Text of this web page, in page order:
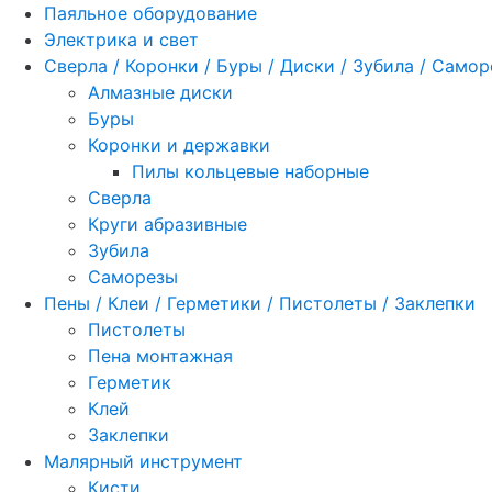
Паяльное оборудование
Электрика и свет
Сверла / Коронки / Буры / Диски / Зубила /
Алмазные диски
Буры
Коронки и державки
Пилы кольцевые наборные
Сверла
Круги абразивные
Зубила
Саморезы
Пены / Клеи / Герметики / Пистолеты / Заклепки
Пистолеты
Пена монтажная
Герметик
Клей
Заклепки
Малярный инструмент
Кисти